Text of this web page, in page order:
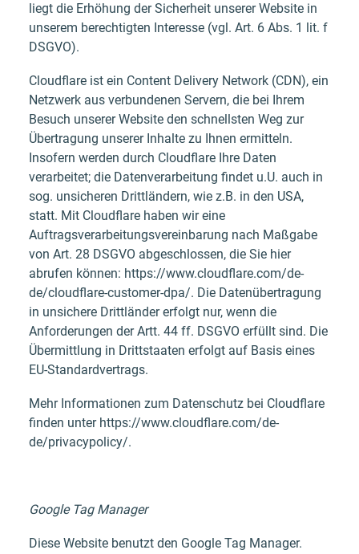
liegt die Erhöhung der Sicherheit unserer Website in
unserem berechtigten Interesse (vgl. Art. 6 Abs. 1 lit. f
DSGVO).
Cloudflare ist ein Content Delivery Network (CDN), ein
Netzwerk aus verbundenen Servern, die bei Ihrem
Besuch unserer Website den schnellsten Weg zur
Übertragung unserer Inhalte zu Ihnen ermitteln.
Insofern werden durch Cloudflare Ihre Daten
verarbeitet; die Datenverarbeitung findet u.U. auch in
sog. unsicheren Drittländern, wie z.B. in den USA,
statt. Mit Cloudflare haben wir eine
Auftragsverarbeitungsvereinbarung nach Maßgabe
von Art. 28 DSGVO abgeschlossen, die Sie hier
abrufen können: https://www.cloudflare.com/de-
de/cloudflare-customer-dpa/. Die Datenübertragung
in unsichere Drittländer erfolgt nur, wenn die
Anforderungen der Artt. 44 ff. DSGVO erfüllt sind. Die
Übermittlung in Drittstaaten erfolgt auf Basis eines
EU-Standardvertrags.
Mehr Informationen zum Datenschutz bei Cloudflare
finden unter https://www.cloudflare.com/de-
de/privacypolicy/.
Google Tag Manager
Diese Website benutzt den Google Tag Manager.